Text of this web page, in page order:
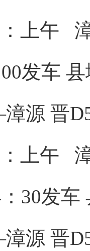
午 漳
发车 县
晋
午 漳
30发车
晋